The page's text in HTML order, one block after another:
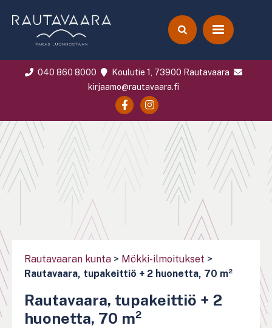
040 860 8000
Koulutie 1, 73900 Rautavaara
kirjaamo@rautavaara.fi
Rautavaaran kunta > Mökki-ilmoitukset >
Rautavaara, tupakeittiö + 2 huonetta, 70 m²
Rautavaara, tupakeittiö + 2
huonetta, 70 m²